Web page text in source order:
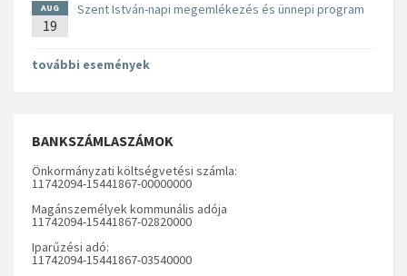
AUG
19
Szent István-napi megemlékezés és ünnepi program
további események
BANKSZÁMLASZÁMOK
Önkormányzati költségvetési számla:
11742094-15441867-00000000
Magánszemélyek kommunális adója
11742094-15441867-02820000
Iparűzési adó:
11742094-15441867-03540000